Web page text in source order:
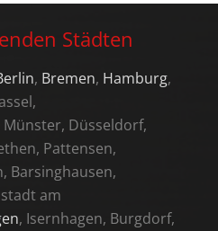
Städten
, Bremen, Hamburg,
Münster, Düsseldorf,
Pattensen,
Barsinghausen,
am
, Isernhagen, Burgdorf,